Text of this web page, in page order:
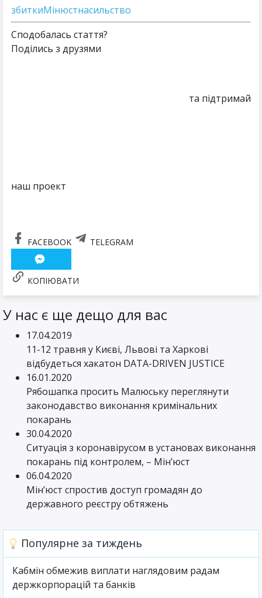
збиткиМінюстнасильство
Сподобалась стаття?
Поділись з друзями
та підтримай
наш проект
FACEBOOK TELEGRAM
КОПІЮВАТИ
У нас є ще дещо для вас
17.04.2019
11-12 травня у Києві, Львові та Харкові
відбудеться хакатон DATA-DRIVEN JUSTICE
16.01.2020
Рябошапка просить Малюську переглянути
законодавство виконання кримінальних
покарань
30.04.2020
Ситуація з коронавірусом в установах виконання
покарань під контролем, – Мін’юст
06.04.2020
Мін’юст спростив доступ громадян до
державного реєстру обтяжень
Популярне за тиждень
Кабмін обмежив виплати наглядовим радам
держкорпорацій та банків